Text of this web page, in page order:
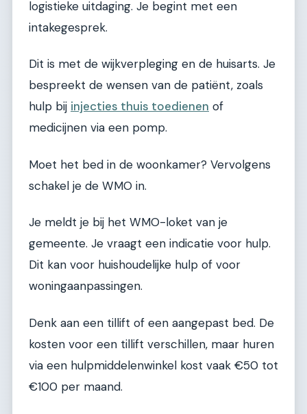
logistieke uitdaging. Je begint met een
intakegesprek.
Dit is met de wijkverpleging en de huisarts. Je
bespreekt de wensen van de patiënt, zoals
hulp bij injecties thuis toedienen of
medicijnen via een pomp.
Moet het bed in de woonkamer? Vervolgens
schakel je de WMO in.
Je meldt je bij het WMO-loket van je
gemeente. Je vraagt een indicatie voor hulp.
Dit kan voor huishoudelijke hulp of voor
woningaanpassingen.
Denk aan een tillift of een aangepast bed. De
kosten voor een tillift verschillen, maar huren
via een hulpmiddelenwinkel kost vaak €50 tot
€100 per maand.